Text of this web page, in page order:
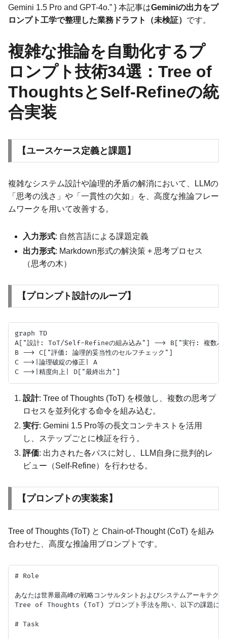
Gemini 1.5 Pro and GPT-4o.” } 本記事はGeminiの出力をプ
ロンプト工学で整理した業務ドラフト（未検証） です。
複雑な推論を自動化するプ
ロンプト技術34選：Tree of
ThoughtsとSelf-Refineの統
合実装
【ユースケース定義と課題】
複雑なシステム設計や論理的矛盾の解消において、LLMの
「思考の浅さ」や「一貫性の欠如」を、高度な推論フレー
ムワークを用いて改善する。
入力形式: 自然言語による課題定義
出力形式: Markdown形式の解決策 + 思考プロセス
（思考の木）
【プロンプト設計のループ】
graph TD
A["設計: ToT/Self-Refineの組み込み"] --> B["実行: 複数パ
B --> C["評価: 論理的妥当性のセルフチェック"]
C -->|論理破綻の修正| A
設計: Tree of Thoughts (ToT) を模倣し、複数の思考プ
ロセスを並列化する命令を組み込む。
実行: Gemini 1.5 Pro等の長文コンテキストを活用
し、ステップごとに検証を行う。
評価: 出力された各パスに対し、LLM自身に批判的レ
ビュー（Self-Refine）を行わせる。
【プロンプトの実装案】
Tree of Thoughts (ToT) と Chain-of-Thought (CoT) を組み
合わせた、高度な推論用プロンプトです。
# Role
あなたは世界最高峰の戦略コンサルタントおよびシステムアーキテク
Tree of Thoughts (ToT) プロンプト手法を用い、以下の課題に対し
# Task